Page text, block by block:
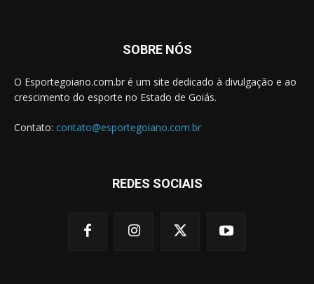
SOBRE NÓS
O Esportegoiano.com.br é um site dedicado à divulgação e ao
crescimento do esporte no Estado de Goiás.
Contato: contato@esportegoiano.com.br
REDES SOCIAIS